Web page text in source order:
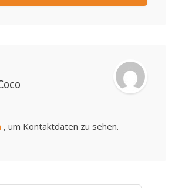
, um Kontaktdaten zu sehen.